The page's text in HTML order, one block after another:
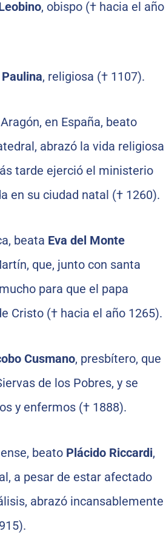
, obispo († hacia el año
Paulina, religiosa († 1107).
en España, beato
abrazó la vida religiosa
tarde ejerció el ministerio
en su ciudad natal († 1260).
beata Eva del Monte
que, junto con santa
para que el papa
Cristo († hacia el año 1265).
Cusmano, presbítero, que
de los Pobres, y se
y enfermos († 1888).
beato Plácido Riccardi,
a pesar de estar afectado
abrazó incansablemente